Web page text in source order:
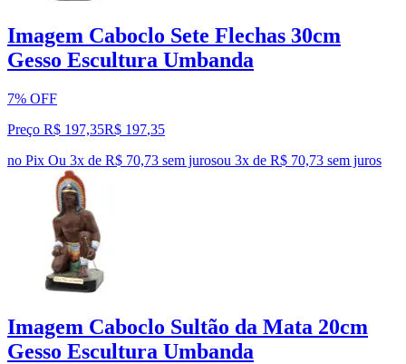
Imagem Caboclo Sete Flechas 30cm
Gesso Escultura Umbanda
7% OFF
Preço R$ 197,35R$ 197,35
no Pix Ou 3x de R$ 70,73 sem jurosou 3x de R$ 70,73 sem juros
Imagem Caboclo Sultão da Mata 20cm
Gesso Escultura Umbanda